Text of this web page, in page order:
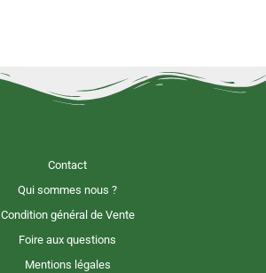
Contact
Qui sommes nous ?
Condition général de Vente
Foire aux questions
Mentions légales